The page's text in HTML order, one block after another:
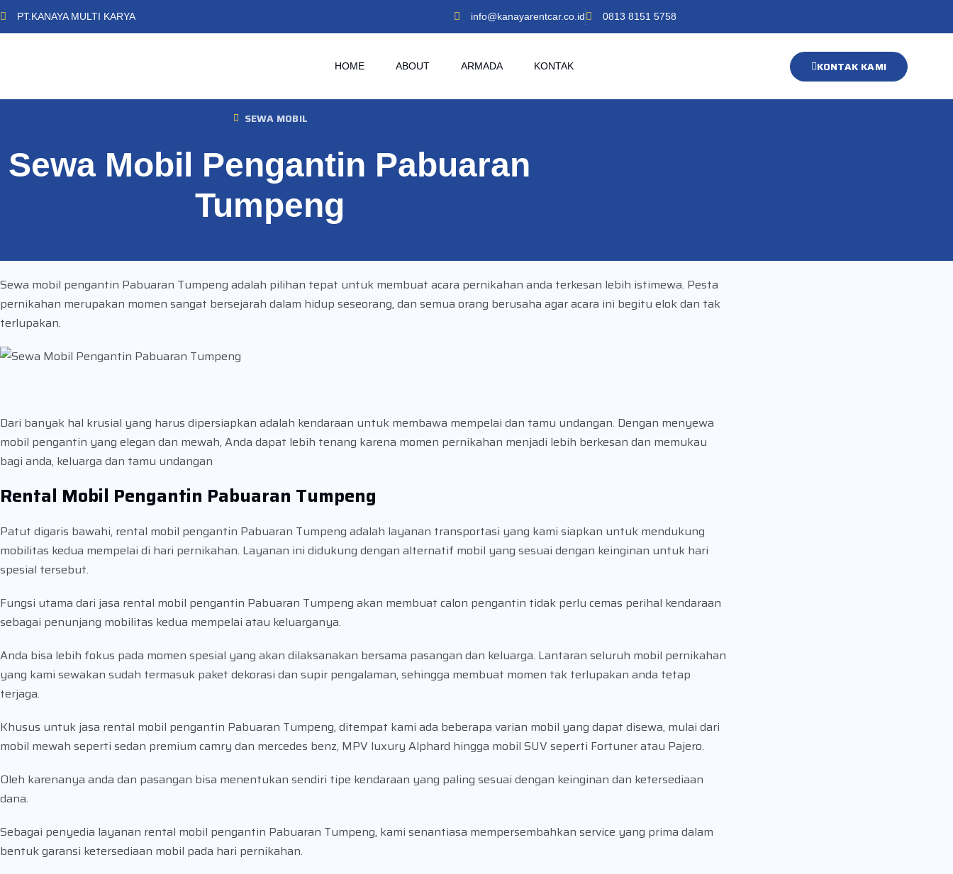
PT.KANAYA MULTI KARYA info@kanayarentcar.co.id 0813 8151 5758
HOME ABOUT ARMADA KONTAK KONTAK KAMI
SEWA MOBIL
Sewa Mobil Pengantin Pabuaran
Tumpeng
Sewa mobil pengantin Pabuaran Tumpeng adalah pilihan tepat untuk membuat acara pernikahan anda terkesan lebih istimewa. Pesta
pernikahan merupakan momen sangat bersejarah dalam hidup seseorang, dan semua orang berusaha agar acara ini begitu elok dan tak
terlupakan.
Dari banyak hal krusial yang harus dipersiapkan adalah kendaraan untuk membawa mempelai dan tamu undangan. Dengan menyewa
mobil pengantin yang elegan dan mewah, Anda dapat lebih tenang karena momen pernikahan menjadi lebih berkesan dan memukau
bagi anda, keluarga dan tamu undangan
Rental Mobil Pengantin Pabuaran Tumpeng
Patut digaris bawahi, rental mobil pengantin Pabuaran Tumpeng adalah layanan transportasi yang kami siapkan untuk mendukung
mobilitas kedua mempelai di hari pernikahan. Layanan ini didukung dengan alternatif mobil yang sesuai dengan keinginan untuk hari
spesial tersebut.
Fungsi utama dari jasa rental mobil pengantin Pabuaran Tumpeng akan membuat calon pengantin tidak perlu cemas perihal kendaraan
sebagai penunjang mobilitas kedua mempelai atau keluarganya.
Anda bisa lebih fokus pada momen spesial yang akan dilaksanakan bersama pasangan dan keluarga. Lantaran seluruh mobil pernikahan
yang kami sewakan sudah termasuk paket dekorasi dan supir pengalaman, sehingga membuat momen tak terlupakan anda tetap
terjaga.
Khusus untuk jasa rental mobil pengantin Pabuaran Tumpeng, ditempat kami ada beberapa varian mobil yang dapat disewa, mulai dari
mobil mewah seperti sedan premium camry dan mercedes benz, MPV luxury Alphard hingga mobil SUV seperti Fortuner atau Pajero.
Oleh karenanya anda dan pasangan bisa menentukan sendiri tipe kendaraan yang paling sesuai dengan keinginan dan ketersediaan
dana.
Sebagai penyedia layanan rental mobil pengantin Pabuaran Tumpeng, kami senantiasa mempersembahkan service yang prima dalam
bentuk garansi ketersediaan mobil pada hari pernikahan.